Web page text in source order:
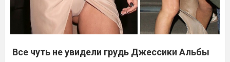
Все чуть не увидели грудь Джессики Альбы